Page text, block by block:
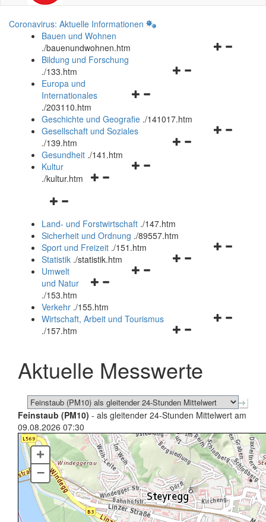
Coronavirus: Aktuelle Informationen
Bauen und Wohnen
./bauenundwohnen.htm
Navigationsmenü
Bildung und Forschung
./133.htm
Navigationsmenü
und
schließen
Europa und
Internationales
./203110.htm
Geschichte und Geografie ./141017.htm
Navigationsmenü
Gesellschaft und Soziales
./139.htm
Navigationsmenü
Gesundheit ./141.htm
Navigationsmenü
Kultur
./kultur.htm
Navigationsmenü
und
schließen
Land- und Forstwirtschaft ./147.htm
Sicherheit und Ordnung ./89557.htm
Navigationsmenü
Sport und Freizeit ./151.htm
Navigationsmenü
Statistik ./statistik.htm
Navigationsmenü
und
schließen
Umwelt
und Natur
./153.htm
Verkehr ./155.htm
Navigationsmenü
schließen
Wirtschaft, Arbeit und Tourismus
./157.htm
Aktuelle Messwerte
Feinstaub (PM10) - als gleitender 24-Stunden Mittelwert am
09.08.2026 07:30
+
–